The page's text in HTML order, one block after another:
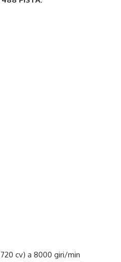
cv) a 8000 giri/min